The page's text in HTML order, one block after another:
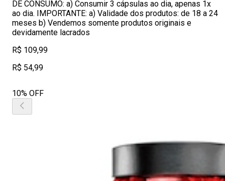
DE CONSUMO: a) Consumir 3 cápsulas ao dia, apenas 1x
ao dia. IMPORTANTE: a) Validade dos produtos: de 18 a 24
meses b) Vendemos somente produtos originais e
devidamente lacrados
R$ 109,99
R$ 54,99
10% OFF